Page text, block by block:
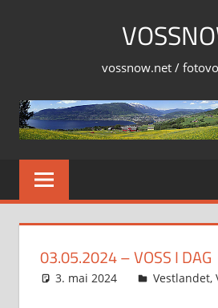
vossnow.net /
03.05.2024 – VOSS I DAG
3. mai 2024 Svein
Vestlandet,